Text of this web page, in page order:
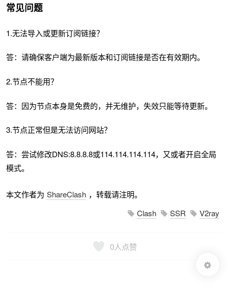
常见问题
1.无法导入或更新订阅链接？
答：请确保客户端为最新版本和订阅链接是否在有效期内。
2.节点不能用？
答：因为节点本身是免费的，并无维护，失效只能等待更新。
3.节点正常但是无法访问网站？
答：尝试修改DNS:8.8.8.8或114.114.114.114，又或者开启全局
模式。
本文作者为 ShareClash ，转载请注明。
Clash
SSR V2ray
0人点赞